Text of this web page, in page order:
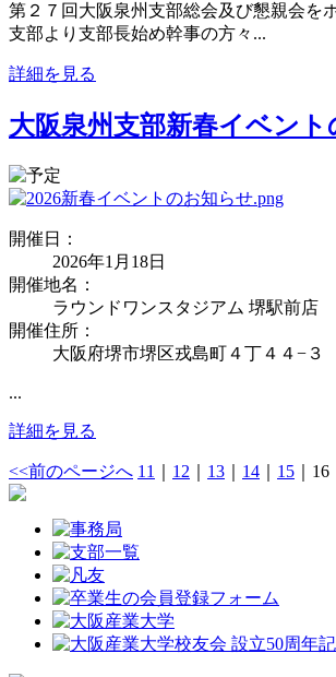
第２７回大阪泉州支部総会及び懇親会を
支部より支部長始め幹事の方々...
詳細を見る
大阪泉州支部新春イベン
開催日：
2026年1月18日
開催地名：
ラウンドワンスタジアム 堺駅前店
開催住所：
大阪府堺市堺区戎島町４丁４４−３
...
詳細を見る
<<前のページへ 11 12 13 14 15 16